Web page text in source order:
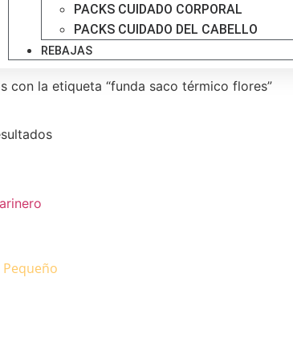
PACKS CUIDADO CORPORAL
PACKS CUIDADO DEL CABELLO
REBAJAS
con la etiqueta “funda saco térmico flores”